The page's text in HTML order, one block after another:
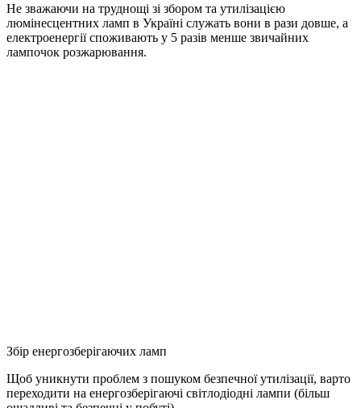
Не зважаючи на труднощі зі збором та утилізацією
люмінесцентних ламп в Україні служать вони в рази довше, а
електроенергії споживають у 5 разів менше звичайних
лампочок розжарювання.
Збір енергозберігаючих ламп
Щоб уникнути проблем з пошуком безпечної утилізації, варто
переходити на енергозберігаючі світлодіодні лампи (більш